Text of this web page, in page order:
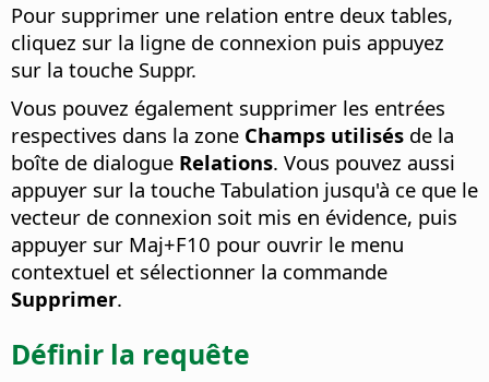
Pour supprimer une relation entre deux tables,
cliquez sur la ligne de connexion puis appuyez
sur la touche Suppr.
Vous pouvez également supprimer les entrées
respectives dans la zone Champs utilisés de la
boîte de dialogue Relations. Vous pouvez aussi
appuyer sur la touche Tabulation jusqu'à ce que le
vecteur de connexion soit mis en évidence, puis
appuyer sur Maj+F10 pour ouvrir le menu
contextuel et sélectionner la commande
Supprimer.
Définir la requête